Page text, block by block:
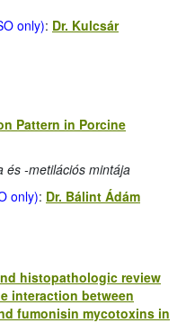
only): Dr. Kulcsár
Pattern in Porcine
és -metilációs mintája
only): Dr. Bálint Ádám
histopathologic review
interaction between
fumonisin mycotoxins in